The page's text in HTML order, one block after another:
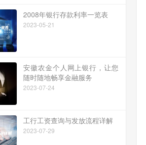
2008年银行存款利率一览表
2023-05-21
安徽农金个人网上银行，让您
随时随地畅享金融服务
2023-07-24
工行工资查询与发放流程详解
2023-07-29